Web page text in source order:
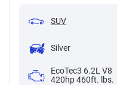
SUV
Silver
EcoTec3 6.2L V8
420hp 460ft. lbs.